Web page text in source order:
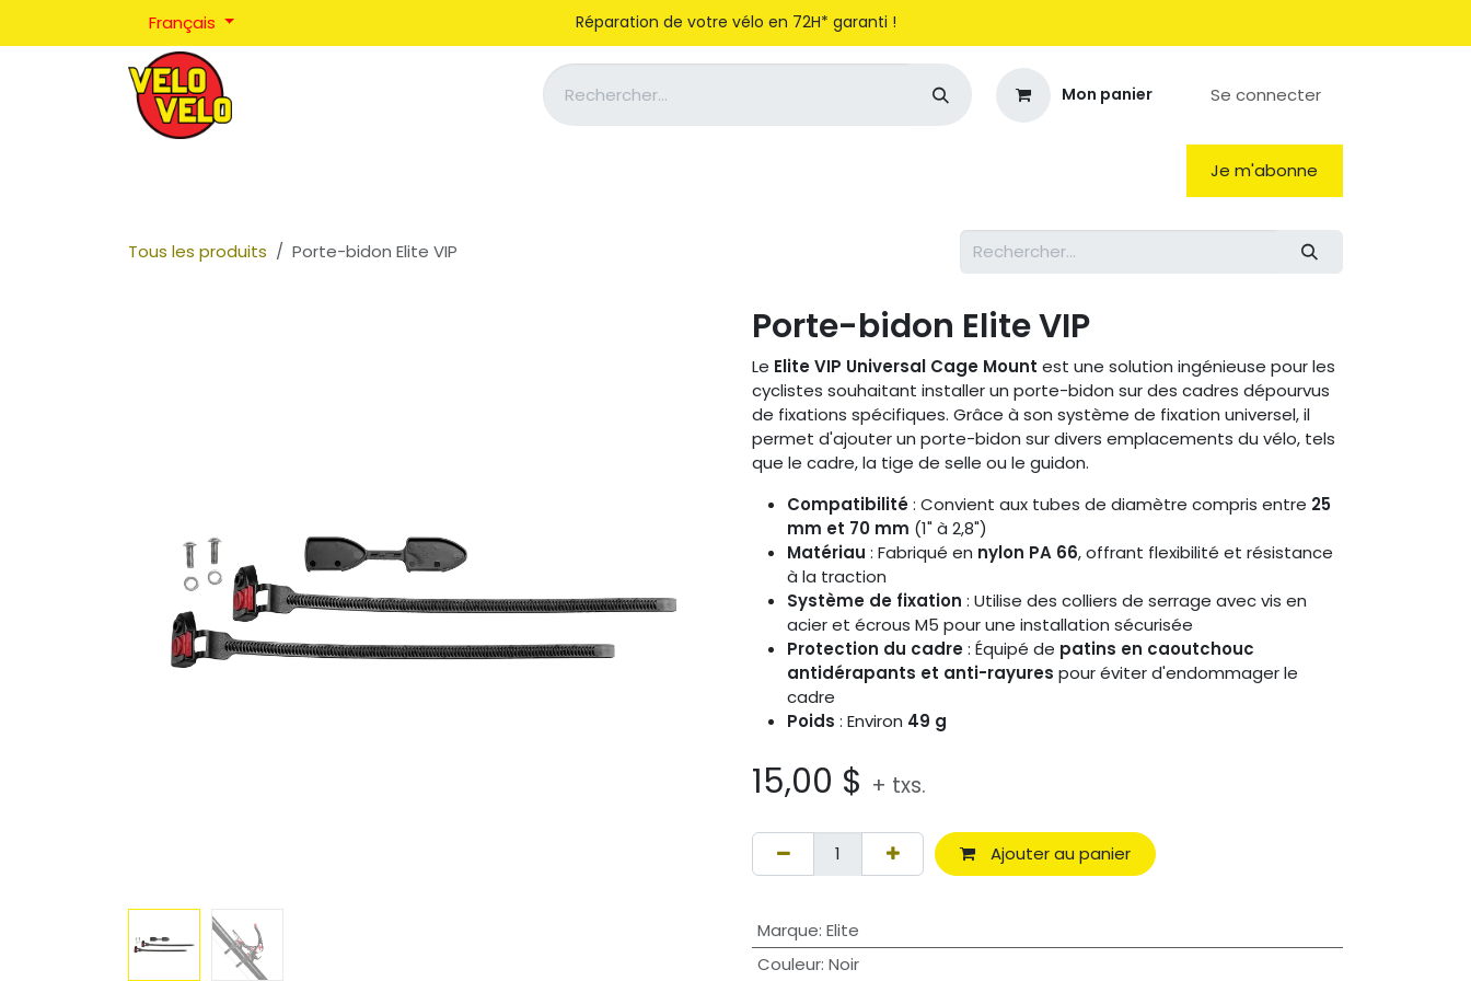
Français Réparation de votre vélo en 72H* garanti !
Mon panier Se connecter
Je m'abonne
Tous les produits Porte-bidon Elite VIP
Porte-bidon Elite VIP
Le Elite VIP Universal Cage Mount est une solution ingénieuse pour les
cyclistes souhaitant installer un porte-bidon sur des cadres dépourvus
de fixations spécifiques. Grâce à son système de fixation universel, il
permet d'ajouter un porte-bidon sur divers emplacements du vélo, tels
que le cadre, la tige de selle ou le guidon.
Compatibilité: Convient aux tubes de diamètre compris entre 25
mm et 70 mm (1" à 2,8")
Matériau : Fabriqué en nylon PA 66, offrant flexibilité et résistance
à la traction
Système de fixation : Utilise des colliers de serrage avec vis en
acier et écrous M5 pour une installation sécurisée
Protection du cadre: Équipé de patins en caoutchouc
antidérapants et anti-rayures pour éviter d'endommager le
cadre
Poids : Environ 49 g
15,00 $ + txs.
Ajouter au panier
Marque: Elite
Couleur: Noir